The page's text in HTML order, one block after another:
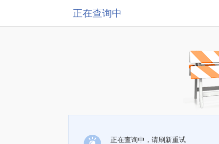
正在查询中
正在查询中，请刷新重试